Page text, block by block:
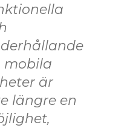
mobila
är
längre en